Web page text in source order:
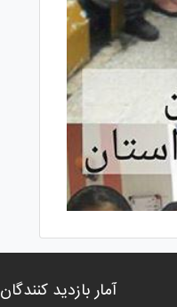
آمار بازدید کنندگان